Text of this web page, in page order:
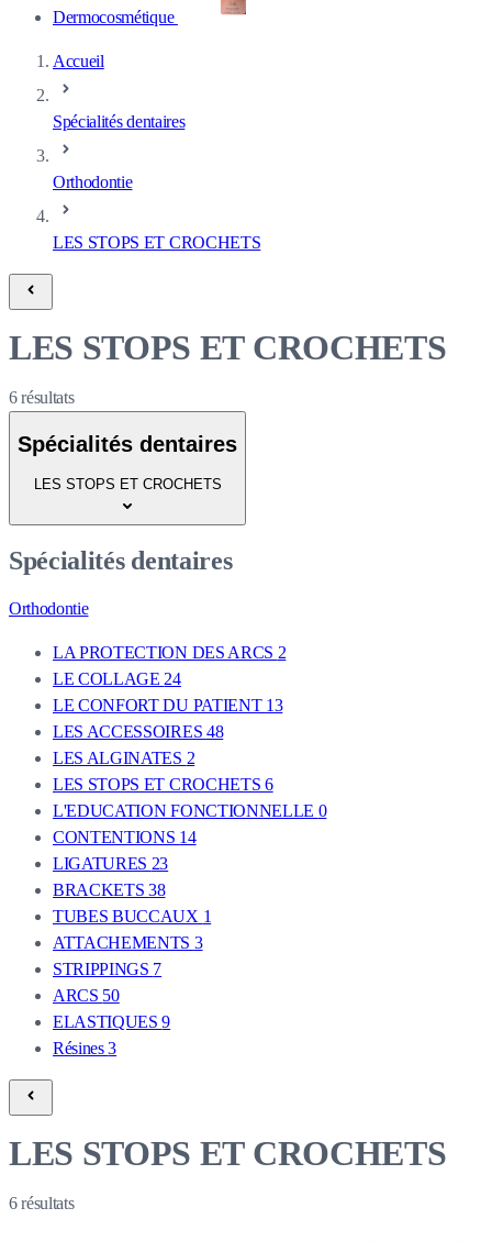
Dermocosmétique
Accueil
Spécialités dentaires
Orthodontie
LES STOPS ET CROCHETS
LES STOPS ET CROCHETS
6résultats
Spécialités dentaires
LES STOPS ET CROCHETS
Spécialités dentaires
Orthodontie
LA PROTECTION DES ARCS 2
LE COLLAGE 24
LE CONFORT DU PATIENT 13
LES ACCESSOIRES 48
LES ALGINATES 2
LES STOPS ET CROCHETS 6
L'EDUCATION FONCTIONNELLE 0
CONTENTIONS 14
LIGATURES 23
BRACKETS38
TUBES BUCCAUX 1
ATTACHEMENTS 3
STRIPPINGS 7
ARCS 50
ELASTIQUES9
Résines3
LES STOPS ET CROCHETS
6résultats